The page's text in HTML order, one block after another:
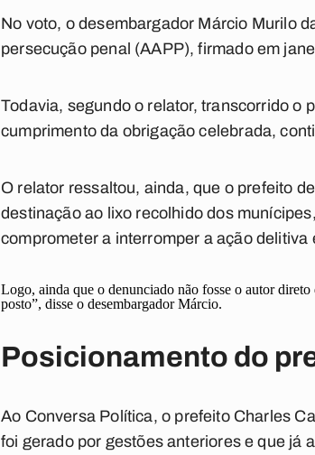
No voto, o desembargador Márcio Murilo
persecução penal (AAPP), firmado em
Todavia, segundo o relator, transcorrido o
cumprimento da obrigação celebrada,
O relator ressaltou, ainda, que o prefeito
destinação ao lixo recolhido dos
comprometer a interromper a ação
Logo, ainda que o denunciado não fosse o autor
posto”, disse o desembargador Márcio.
Posicionamento do
Ao Conversa Política, o prefeito Charles
foi gerado por gestões anteriores e que já